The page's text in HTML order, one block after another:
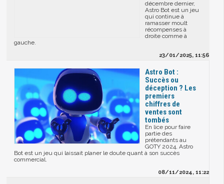
décembre dernier,
Astro Bot est un jeu
qui continue à
ramasser moult
récompenses à
droite comme à
gauche.
23/01/2025, 11:56
Astro Bot :
Succès ou
déception ? Les
premiers
chiffres de
ventes sont
tombés
En lice pour faire
partie des
prétendants au
GOTY 2024, Astro
Bot est un jeu qui laissait planer le doute quant à son succès
commercial.
08/11/2024, 11:22